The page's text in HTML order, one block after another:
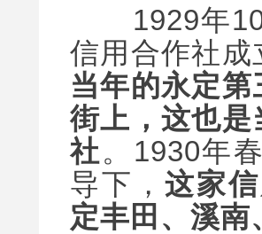
1929年10
信用合作社
当年的永定
街上，这也
社。1930年
导下，这家
定丰田、溪南